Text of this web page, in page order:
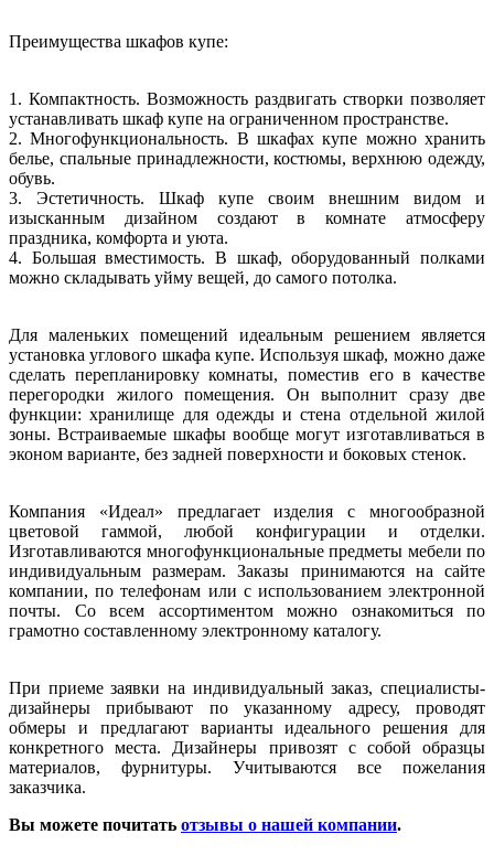
Преимущества шкафов купе:
1. Компактность. Возможность раздвигать створки позволяет
устанавливать шкаф купе на ограниченном пространстве.
2. Многофункциональность. В шкафах купе можно хранить
белье, спальные принадлежности, костюмы, верхнюю одежду,
обувь.
3. Эстетичность. Шкаф купе своим внешним видом и
изысканным дизайном создают в комнате атмосферу
праздника, комфорта и уюта.
4. Большая вместимость. В шкаф, оборудованный полками
можно складывать уйму вещей, до самого потолка.
Для маленьких помещений идеальным решением является
установка углового шкафа купе. Используя шкаф, можно даже
сделать перепланировку комнаты, поместив его в качестве
перегородки жилого помещения. Он выполнит сразу две
функции: хранилище для одежды и стена отдельной жилой
зоны. Встраиваемые шкафы вообще могут изготавливаться в
эконом варианте, без задней поверхности и боковых стенок.
Компания «Идеал» предлагает изделия с многообразной
цветовой гаммой, любой конфигурации и отделки.
Изготавливаются многофункциональные предметы мебели по
индивидуальным размерам. Заказы принимаются на сайте
компании, по телефонам или с использованием электронной
почты. Со всем ассортиментом можно ознакомиться по
грамотно составленному электронному каталогу.
При приеме заявки на индивидуальный заказ, специалисты-
дизайнеры прибывают по указанному адресу, проводят
обмеры и предлагают варианты идеального решения для
конкретного места. Дизайнеры привозят с собой образцы
материалов, фурнитуры. Учитываются все пожелания
заказчика.
Вы можете почитать отзывы о нашей компании.